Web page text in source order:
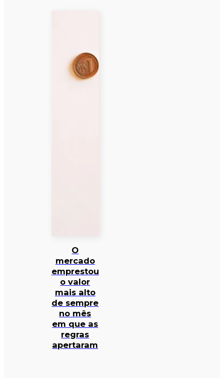
O
mercado
emprestou
o valor
mais alto
de sempre
no mês
em que as
regras
apertaram